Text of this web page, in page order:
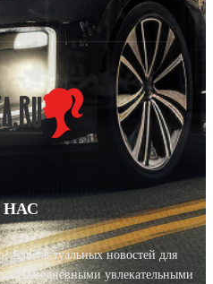
НАС
Блог актуальных новостей для
с ежедневными увлекательными